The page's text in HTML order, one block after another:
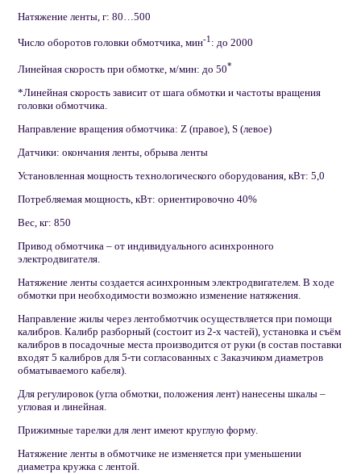
Натяжение ленты, г: 80…500
Число оборотов головки обмотчика, мин-1 : до 2000
Линейная скорость при обмотке, м/мин: до 50*
*Линейная скорость зависит от шага обмотки и частоты вращения
головки обмотчика.
Направление вращения обмотчика: Z (правое), S (левое)
Датчики: окончания ленты, обрыва ленты
Установленная мощность технологического оборудования, кВт: 5,0
Потребляемая мощность, кВт: ориентировочно 40%
Вес, кг: 850
Привод обмотчика – от индивидуального асинхронного
электродвигателя.
Натяжение ленты создается асинхронным электродвигателем. В ходе
обмотки при необходимости возможно изменение натяжения.
Направление жилы через лентобмотчик осуществляется при помощи
калибров. Калибр разборный (состоит из 2-х частей), установка и съём
калибров в посадочные места производится от руки (в состав поставки
входят 5 калибров для 5-ти согласованных с Заказчиком диаметров
обматываемого кабеля).
Для регулировок (угла обмотки, положения лент) нанесены шкалы –
угловая и линейная.
Прижимные тарелки для лент имеют круглую форму.
Натяжение ленты в обмотчике не изменяется при уменьшении
диаметра кружка с лентой.